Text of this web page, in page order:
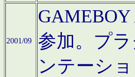
2001/09
参加。プ
ンテーショ